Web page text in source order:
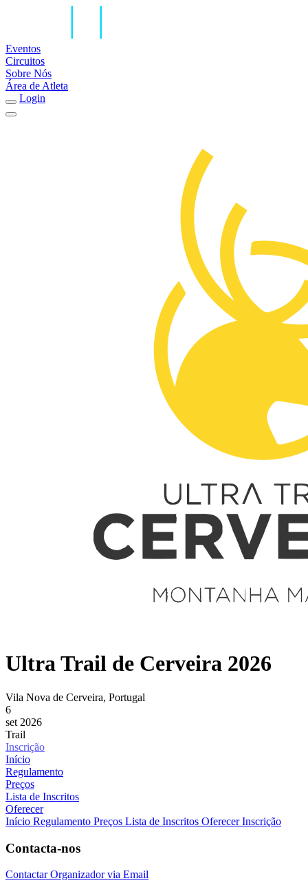
Eventos
Circuitos
Sobre Nós
Área de Atleta
Login
Ultra Trail de Cerveira 2026
Vila Nova de Cerveira, Portugal
6
set 2026
Trail
Inscrição
Início
Regulamento
Preços
Lista de Inscritos
Oferecer
Início Regulamento Preços Lista de Inscritos Oferecer Inscrição
Contacta-nos
Contactar Organizador via Email